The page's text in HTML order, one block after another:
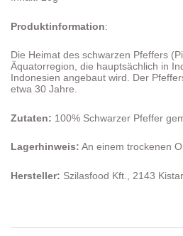
Produktinformation:
Die Heimat des schwarzen Pfeffers
Äquatorregion, die hauptsächlich in
Indonesien angebaut wird. Der
etwa 30 Jahre.
Zutaten: 100% Schwarzer Pfeffer
Lagerhinweis: An einem trockenen
Hersteller: Szilasfood Kft., 2143